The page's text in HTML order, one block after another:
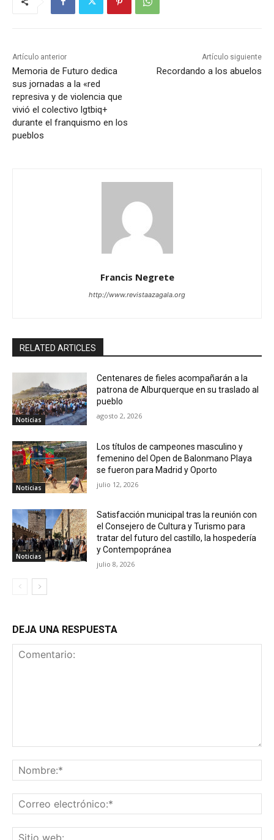
Artículo anterior
Memoria de Futuro dedica
sus jornadas a la «red
represiva y de violencia que
vivió el colectivo lgtbiq+
durante el franquismo en los
pueblos
Artículo siguiente
Recordando a los abuelos
Francis Negrete
http://www.revistaazagala.org
RELATED ARTICLES
Noticias
Centenares de fieles acompañarán a la
patrona de Alburquerque en su traslado al
pueblo
agosto 2, 2026
Noticias
Los títulos de campeones masculino y
femenino del Open de Balonmano Playa
se fueron para Madrid y Oporto
julio 12, 2026
Noticias
Satisfacción municipal tras la reunión con
el Consejero de Cultura y Turismo para
tratar del futuro del castillo, la hospedería
y Contempopránea
julio 8, 2026
DEJA UNA RESPUESTA